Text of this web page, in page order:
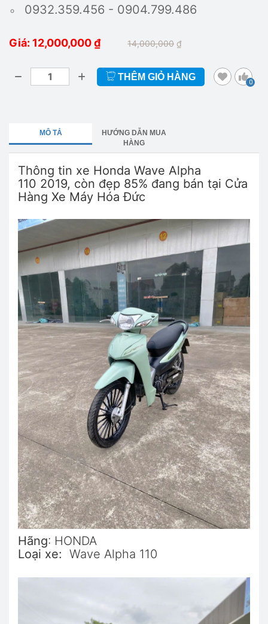
0932.359.456 - 0904.799.486
Giá: 12,000,000₫ 14,000,000 ₫
THÊM GIỎ HÀNG
0
MÔ TẢ
HƯỚNG DẪN MUA
HÀNG
Thông tin xe Honda Wave Alpha
110 2019, còn đẹp 85% đang bán tại Cửa
Hàng Xe Máy Hóa Đức
Hãng: HONDA
Loại xe: Wave Alpha 110